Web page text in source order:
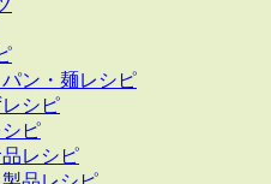
ン・麺レシピ
シピ
ピ
レシピ